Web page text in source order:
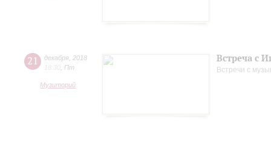
21 декабря 2018
18:30 Пт
Музиторий
Встреча с
Встречи с